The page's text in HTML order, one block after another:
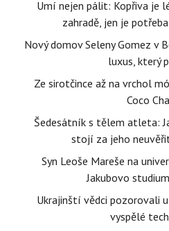
Umí nejen pálit: Kopřiva je
zahradě, jen je
Nový domov Seleny Gomez v
luxus, který
Ze sirotčince až na vrchol
Coco
Šedesátník s tělem atleta:
stojí za jeho
Syn Leoše Mareše na
Jakubovo
Ukrajinští vědci pozorovali
vyspělé